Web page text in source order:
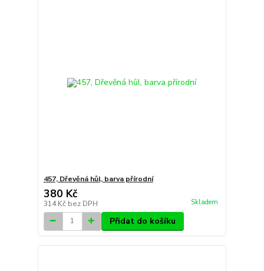
457, Dřevěná hůl, barva přírodní
380 Kč
314 Kč bez DPH Skladem
Přidat do košíku